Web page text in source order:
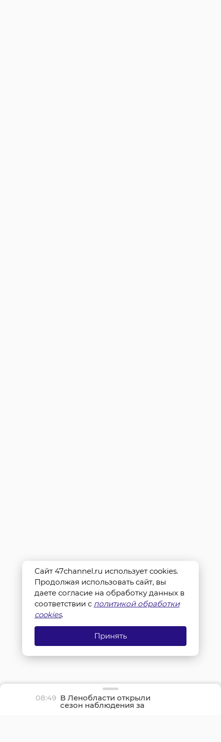
08:49 В Ленобласти открыли
сезон наблюдения за
Сайт 47channel.ru использует cookies.
Продолжая использовать сайт, вы
даете согласие на обработку данных в
соответствии с политикой обработки
cookies.
Принять